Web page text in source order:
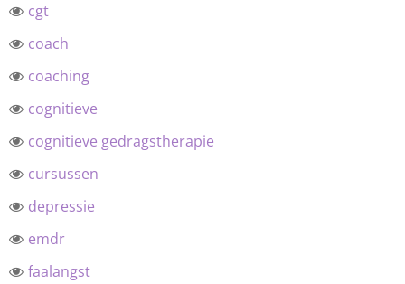
cgt
coach
coaching
cognitieve
cognitieve gedragstherapie
cursussen
depressie
emdr
faalangst